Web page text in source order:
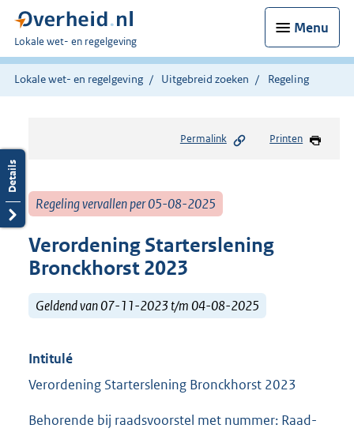
Menu
U
bent
hier:
Lokale wet- en regelgeving
Lokale wet- en regelgeving Uitgebreid zoeken Regeling
Permalink Printen
Regeling vervallen per 05-08-2025
Verordening Starterslening
Bronckhorst 2023
Geldend van 07-11-2023 t/m 04-08-2025
Intitulé
Verordening Starterslening Bronckhorst 2023
Behorende bij raadsvoorstel met nummer: Raad-